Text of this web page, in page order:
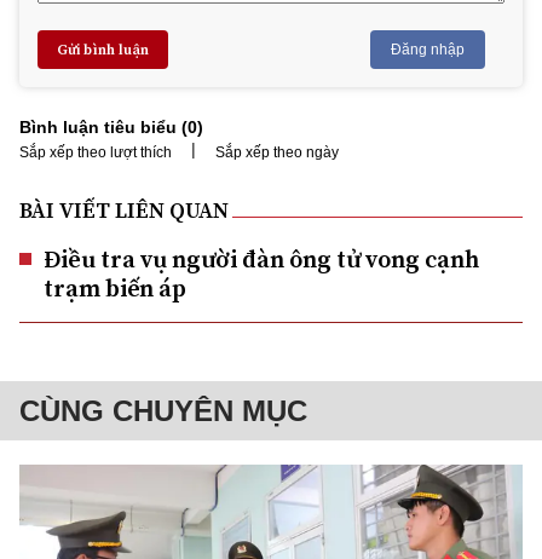
Gửi bình luận Đăng nhập
Bình luận tiêu biểu (0)
Sắp xếp theo lượt thích | Sắp xếp theo ngày
BÀI VIẾT LIÊN QUAN
Điều tra vụ người đàn ông tử vong cạnh
trạm biến áp
CÙNG CHUYÊN MỤC